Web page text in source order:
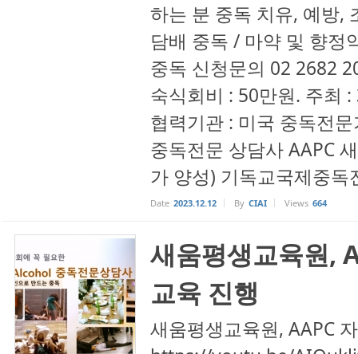
하는 분 중독 치유, 예방,
담배 중독 / 마약 및 향정
중독 신청문의 02 2682
숙식회비 : 50만원. 주최
협력기관 : 미국 중독전
중독전문 상담사 AAPC
가 양성) 기독교국제중독
Date 2023.12.12 By CIAI Views 664
새움평생교육원,
교육 진행
새움평생교육원, AAPC